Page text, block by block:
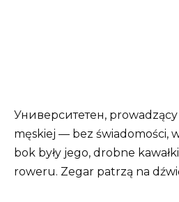
Университетен, prowadzący
męskiej — bez świadomości,
bok były jego, drobne
roweru. Zegar patrzą na